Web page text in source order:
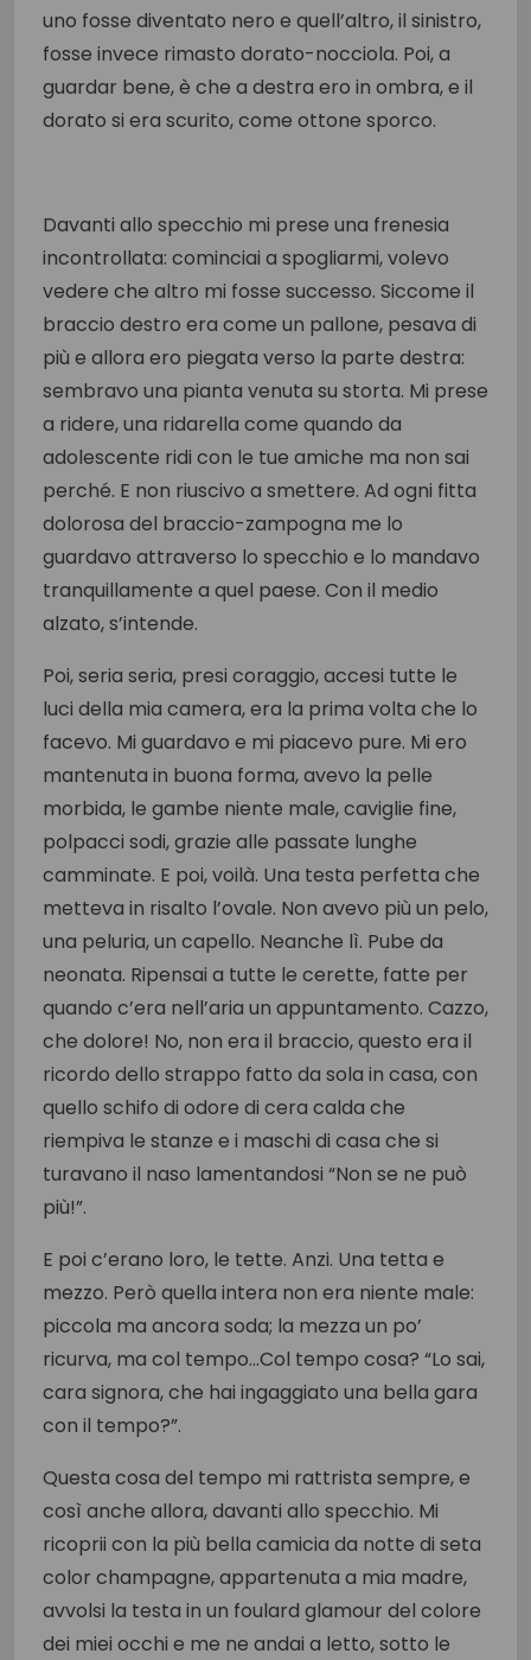
uno fosse diventato nero e quell’altro, il sinistro,
fosse invece rimasto dorato-nocciola. Poi, a
guardar bene, è che a destra ero in ombra, e il
dorato si era scurito, come ottone sporco.
Davanti allo specchio mi prese una frenesia
incontrollata: cominciai a spogliarmi, volevo
vedere che altro mi fosse successo. Siccome il
braccio destro era come un pallone, pesava di
più e allora ero piegata verso la parte destra:
sembravo una pianta venuta su storta. Mi prese
a ridere, una ridarella come quando da
adolescente ridi con le tue amiche ma non sai
perché. E non riuscivo a smettere. Ad ogni fitta
dolorosa del braccio-zampogna me lo
guardavo attraverso lo specchio e lo mandavo
tranquillamente a quel paese. Con il medio
alzato, s’intende.
Poi, seria seria, presi coraggio, accesi tutte le
luci della mia camera, era la prima volta che lo
facevo. Mi guardavo e mi piacevo pure. Mi ero
mantenuta in buona forma, avevo la pelle
morbida, le gambe niente male, caviglie fine,
polpacci sodi, grazie alle passate lunghe
camminate. E poi, voilà. Una testa perfetta che
metteva in risalto l’ovale. Non avevo più un pelo,
una peluria, un capello. Neanche lì. Pube da
neonata. Ripensai a tutte le cerette, fatte per
quando c’era nell’aria un appuntamento. Cazzo,
che dolore! No, non era il braccio, questo era il
ricordo dello strappo fatto da sola in casa, con
quello schifo di odore di cera calda che
riempiva le stanze e i maschi di casa che si
turavano il naso lamentandosi “Non se ne può
più!”.
E poi c’erano loro, le tette. Anzi. Una tetta e
mezzo. Però quella intera non era niente male:
piccola ma ancora soda; la mezza un po’
ricurva, ma col tempo…Col tempo cosa? “Lo sai,
cara signora, che hai ingaggiato una bella gara
con il tempo?”.
Questa cosa del tempo mi rattrista sempre, e
così anche allora, davanti allo specchio. Mi
ricoprii con la più bella camicia da notte di seta
color champagne, appartenuta a mia madre,
avvolsi la testa in un foulard glamour del colore
dei miei occhi e me ne andai a letto, sotto le